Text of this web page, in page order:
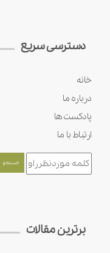
دسترسی سریع
خانه
درباره ما
پادکست ها
ارتباط با ما
برترین مقالات